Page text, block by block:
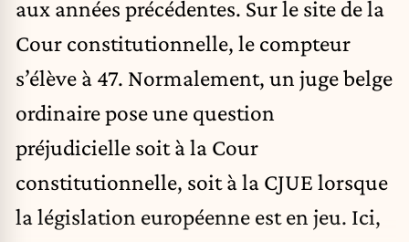
aux années précédentes. Sur le site de la
Cour constitutionnelle, le compteur
s’élève à 47. Normalement, un juge belge
ordinaire pose une question
préjudicielle soit à la Cour
constitutionnelle, soit à la CJUE lorsque
la législation européenne est en jeu. Ici,